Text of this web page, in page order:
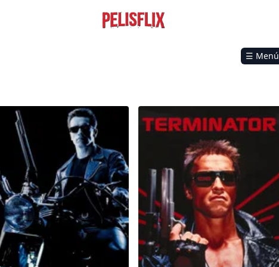
☰ Menú
2: El juicio final